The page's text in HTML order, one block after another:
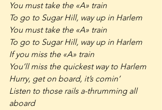
You must take the «A» train
To go to Sugar Hill, way up in Harlem
You must take the «A» train
To go to Sugar Hill, way up in Harlem
If you miss the «A» train
You’ll miss the quickest way to Harlem
Hurry, get on board, it’s comin’
Listen to those rails a-thrumming all
aboard